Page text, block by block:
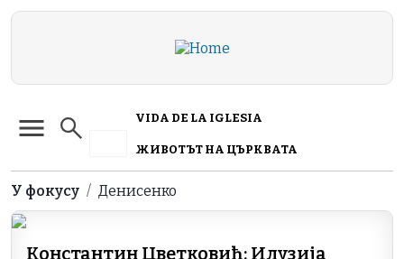
Skip to main content
VIDA DE LA IGLESIA
ЖИВОТЪТ НА ЦЪРКВАТА
Breadcrumb
У фокусу Денисенко
Константин Цветковић: Илузија